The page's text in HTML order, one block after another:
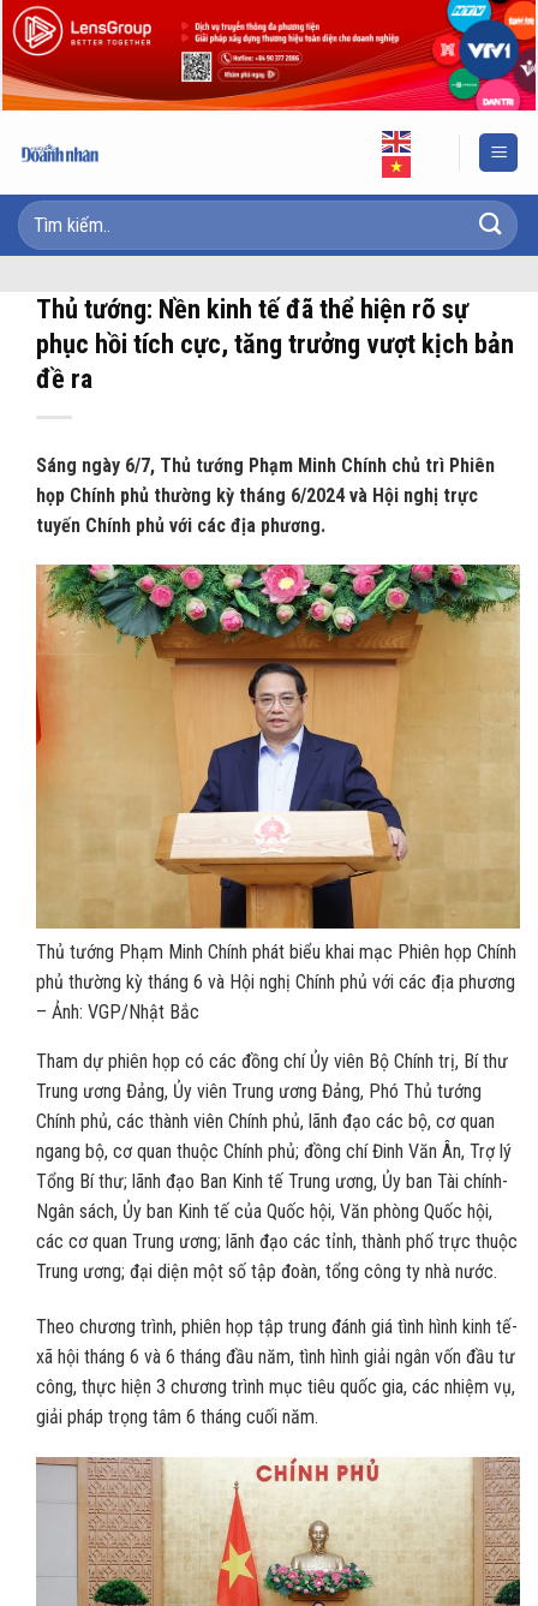
Skip
to
content
Thủ tướng: Nền kinh tế đã thể hiện rõ sự
phục hồi tích cực, tăng trưởng vượt kịch bản
đề ra
Sáng ngày 6/7, Thủ tướng Phạm Minh Chính chủ trì Phiên
họp Chính phủ thường kỳ tháng 6/2024 và Hội nghị trực
tuyến Chính phủ với các địa phương.
Thủ tướng Phạm Minh Chính phát biểu khai mạc Phiên họp Chính
phủ thường kỳ tháng 6 và Hội nghị Chính phủ với các địa phương
– Ảnh: VGP/Nhật Bắc
Tham dự phiên họp có các đồng chí Ủy viên Bộ Chính trị, Bí thư
Trung ương Đảng, Ủy viên Trung ương Đảng, Phó Thủ tướng
Chính phủ, các thành viên Chính phủ, lãnh đạo các bộ, cơ quan
ngang bộ, cơ quan thuộc Chính phủ; đồng chí Đinh Văn Ân, Trợ lý
Tổng Bí thư; lãnh đạo Ban Kinh tế Trung ương, Ủy ban Tài chính-
Ngân sách, Ủy ban Kinh tế của Quốc hội, Văn phòng Quốc hội,
các cơ quan Trung ương; lãnh đạo các tỉnh, thành phố trực thuộc
Trung ương; đại diện một số tập đoàn, tổng công ty nhà nước.
Theo chương trình, phiên họp tập trung đánh giá tình hình kinh tế-
xã hội tháng 6 và 6 tháng đầu năm, tình hình giải ngân vốn đầu tư
công, thực hiện 3 chương trình mục tiêu quốc gia, các nhiệm vụ,
giải pháp trọng tâm 6 tháng cuối năm.